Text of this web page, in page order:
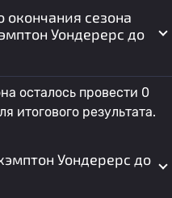
окончания сезона
Уондерерс до
осталось провести 0
итогового результата.
Уондерерс до